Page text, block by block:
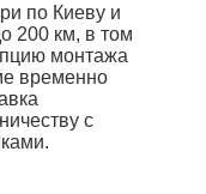
по Киеву и
200 км, в том
монтажа
временно
с